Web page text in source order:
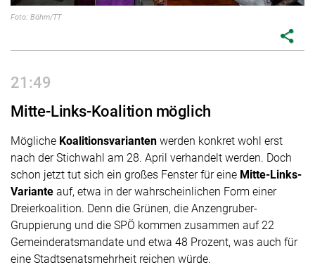
Foto: Böhm/TT
share
21:49
Mitte-Links-Koalition möglich
Mögliche Koalitionsvarianten werden konkret wohl erst
nach der Stichwahl am 28. April verhandelt werden. Doch
schon jetzt tut sich ein großes Fenster für eine Mitte-Links-
Variante auf, etwa in der wahrscheinlichen Form einer
Dreierkoalition. Denn die Grünen, die Anzengruber-
Gruppierung und die SPÖ kommen zusammen auf 22
Gemeinderatsmandate und etwa 48 Prozent, was auch für
eine Stadtsenatsmehrheit reichen würde.